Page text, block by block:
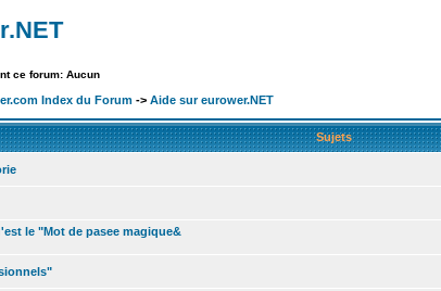
ce forum: Aucun
Index du Forum -> Aide sur eurower.NET
Sujets
le "Mot de pasee magique&